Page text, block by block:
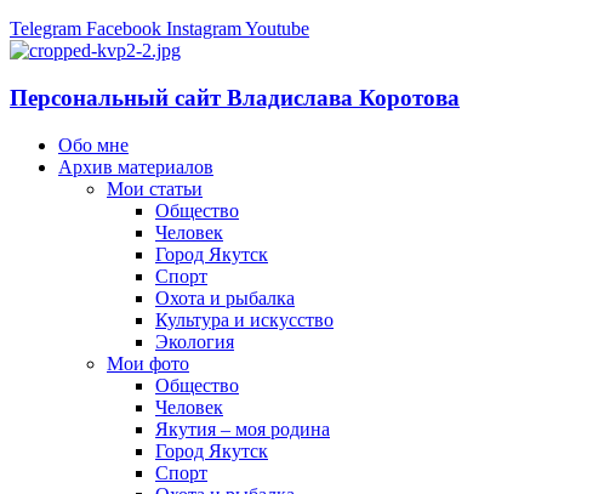
Telegram Facebook InstagramYoutube
Персональный сайт Владислава Коротова
Обо мне
Архив материалов
Мои статьи
Общество
Человек
Город Якутск
Спорт
Охота и рыбалка
Культура и искусство
Экология
Мои фото
Общество
Человек
Якутия – моя родина
Город Якутск
Спорт